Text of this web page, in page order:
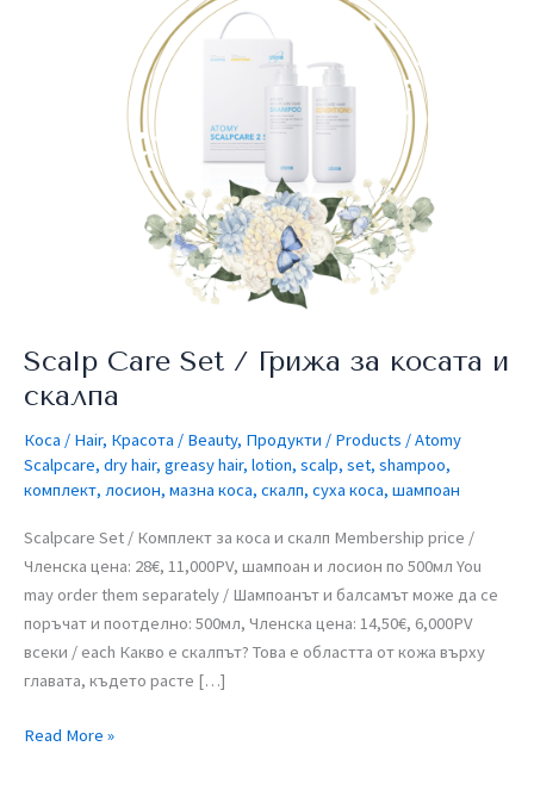
Scalp Care Set / Грижа за косата и
скалпа
Коса / Hair, Красота / Beauty, Продукти / Products /Atomy
Scalpcare, dry hair, greasy hair, lotion, scalp, set, shampoo,
комплект, лосион, мазна коса, скалп, суха коса, шампоан
Scalpcare Set / Комплект за коса и скалп​ Membership price /
Членска цена: 28€, 11,000PV, шампоан и лосион по 500мл​ You
may order them separately / Шампоанът и балсамът може да се
поръчат и поотделно: 500мл, Членска цена: 14,50€, 6,000PV
всеки / each Какво е скалпът? Това е областта от кожа върху
главата, където расте […]
Read More »